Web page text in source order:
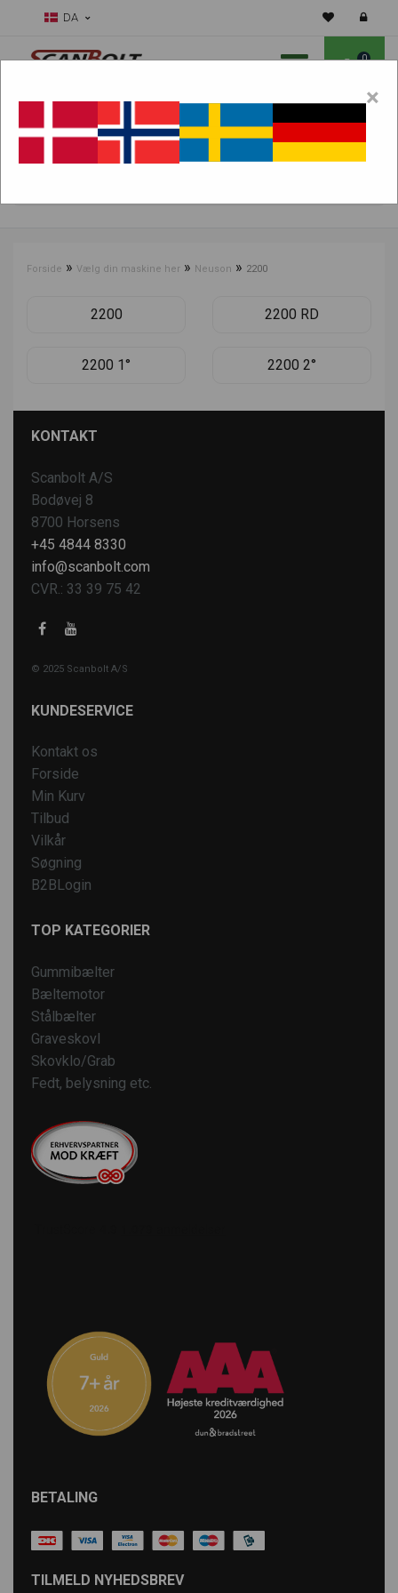
DA
0
Forside » Vælg din maskine her » Neuson » 2200
2200 2200 RD
2200 1° 2200 2°
KONTAKT
Scanbolt A/S
Bodøvej 8
8700 Horsens
+45 4844 8330
info@scanbolt.com
CVR.: 33 39 75 42
© 2025 Scanbolt A/S
KUNDESERVICE
Kontakt os
Forside
Min Kurv
Tilbud
Vilkår
Søgning
B2BLogin
TOP KATEGORIER
Gummibælter
Bæltemotor
Stålbælter
Graveskovl
Skovklo/Grab
Fedt, belysning etc.
BETALING
TILMELD NYHEDSBREV
×